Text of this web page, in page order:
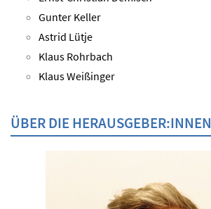
Gunter Keller
Astrid Lütje
Klaus Rohrbach
Klaus Weißinger
ÜBER DIE HERAUSGEBER:INNEN